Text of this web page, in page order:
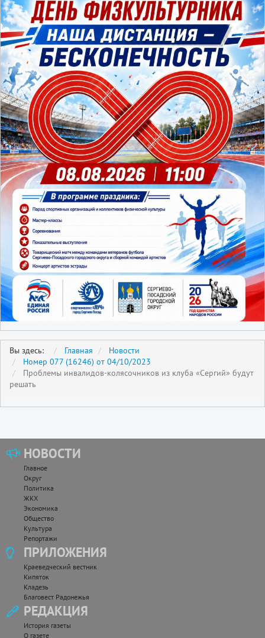
Вы здесь: Главная
Новости
Номер 077 (16246) от 04/10/2023
Проблемы инвалидов-колясочников из клуба «Сергий» будут
решать
НОВОСТИ
Главное
Округ
Политика
ЖКХ
Экономика
Общество
Культура
Репортажи
ПРИЛОЖЕНИЯ
Краеведческий вестник
Кипяток
Кладезь
Благовест Радонежья
РЕДАКЦИЯ
История газеты
О газете